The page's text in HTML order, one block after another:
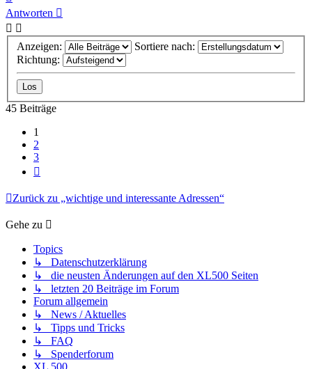
oben
Antworten
Anzeigen:
Sortiere nach:
Richtung:
45 Beiträge
1
2
3
Zurück zu „wichtige und interessante Adressen“
Gehe zu
Topics
↳ Datenschutzerklärung
↳ die neusten Änderungen auf den XL500 Seiten
↳ letzten 20 Beiträge im Forum
Forum allgemein
↳ News / Aktuelles
↳ Tipps und Tricks
↳ FAQ
↳ Spenderforum